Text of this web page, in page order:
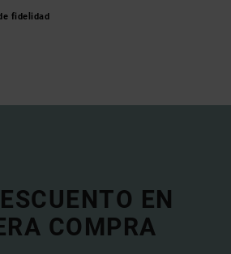
fidelidad
EN
COMPRA